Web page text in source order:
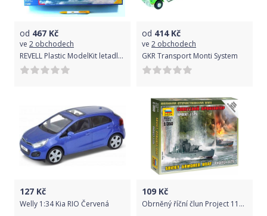
od 467 Kč
ve 2 obchodech
REVELL Plastic ModelKit letadlo 04257 - Concorde "British Airways" (1:144)
od 414Kč
ve 2 obchodech
GKR Transport Monti System
127 Kč
Welly 1:34 Kia RIO Červená
109 Kč
Obrněný říční člun Project 1125 (1:72)